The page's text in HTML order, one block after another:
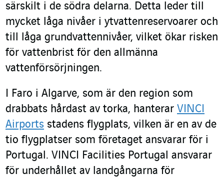
särskilt i de södra delarna. Detta leder till
mycket låga nivåer i ytvattenreservoarer och
till låga grundvattennivåer, vilket ökar risken
för vattenbrist för den allmänna
vattenförsörjningen.
I Faro i Algarve, som är den region som
drabbats hårdast av torka, hanterar VINCI
Airports stadens flygplats, vilken är en av de
tio flygplatser som företaget ansvarar för i
Portugal. VINCI Facilities Portugal ansvarar
för underhållet av landgångarna för